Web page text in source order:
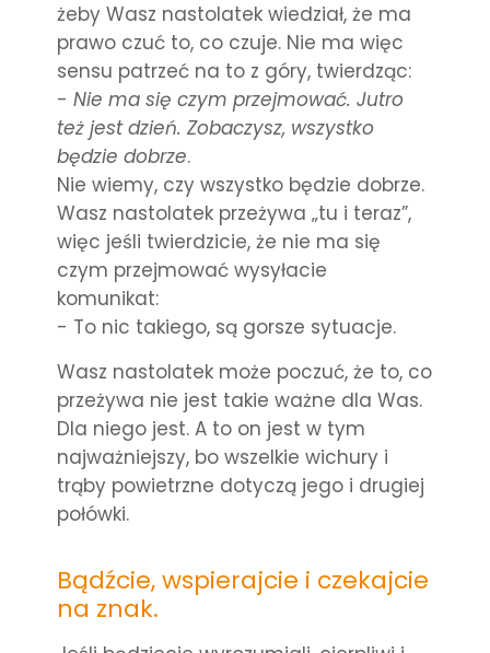
żeby Wasz nastolatek wiedział, że ma
prawo czuć to, co czuje. Nie ma więc
sensu patrzeć na to z góry, twierdząc:
-Nie ma się czym przejmować. Jutro
też jest dzień. Zobaczysz, wszystko
będzie dobrze.
Nie wiemy, czy wszystko będzie dobrze.
Wasz nastolatek przeżywa „tu i teraz”,
więc jeśli twierdzicie, że nie ma się
czym przejmować wysyłacie
komunikat:
- To nic takiego, są gorsze sytuacje.
Wasz nastolatek może poczuć, że to, co
przeżywa nie jest takie ważne dla Was.
Dla niego jest. A to on jest w tym
najważniejszy, bo wszelkie wichury i
trąby powietrzne dotyczą jego i drugiej
połówki.
Bądźcie, wspierajcie i czekajcie
na znak.